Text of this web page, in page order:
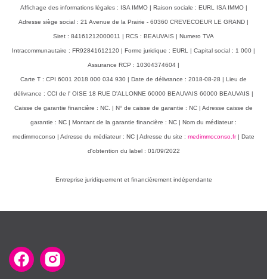
Affichage des informations légales : ISA IMMO | Raison sociale : EURL ISA IMMO |
Adresse siège social : 21 Avenue de la Prairie - 60360 CREVECOEUR LE GRAND |
Siret : 84161212000011 | RCS : BEAUVAIS | Numero TVA
Intracommunautaire : FR92841612120 | Forme juridique : EURL | Capital social : 1 000 |
Assurance RCP : 10304374604 |
Carte T : CPI 6001 2018 000 034 930 | Date de délivrance : 2018-08-28 | Lieu de
délivrance : CCI de l' OISE 18 RUE D'ALLONNE 60000 BEAUVAIS 60000 BEAUVAIS |
Caisse de garantie financière : NC. | N° de caisse de garantie : NC | Adresse caisse de
garantie : NC | Montant de la garantie financière : NC | Nom du médiateur :
medimmoconso | Adresse du médiateur : NC | Adresse du site : medimmoconso.fr| Date
d'obtention du label : 01/09/2022
Entreprise juridiquement et financièrement indépendante